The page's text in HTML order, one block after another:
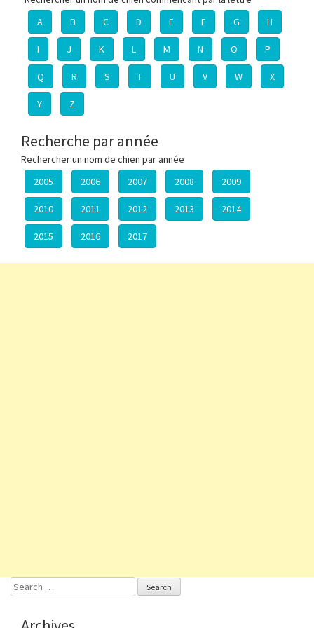
A
B C D E F G H
I J K L M N O P
Q R S T U V W X
Y Z
Recherche par année
Rechercher un nom de chien par année
2005
2006 2007 2008 2009
2010 2011 2012 2013 2014
2015 2016 2017
Search